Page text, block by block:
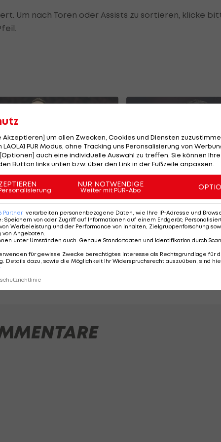
Um nach Toren oder Assists zu sortieren, klicke
Quali: Dieser
überträgt
gegen
Team 4
Deutsche Top-
an Arnautovic-
Teamkollege
interessiert
Akzeptieren] um allen Zwecken, Cookies und Diensten
PUR Modus, ohne Tracking uns Peronsalisierung von
auch eine individuelle Auswahl zu treffen. Sie können
Button links unten bzw. über den Link in der Fußzeile anpassen.
NUR NOTWENDIGE
Weiter mit PUR-Abo
Partner verarbeiten personenbezogene Daten, wie Ihre IP-Adresse und
: Speichern von oder Zugriff auf Informationen auf einem Endgerät;
Werbeleistung und der Performance von Inhalten, Zielgruppenforschung
von Angeboten
unter Umständen auch: Genaue Standortdaten und Identifikation durch
für gewisse Zwecke berechtigtes Interesse als Rechtsgrundlage für
Details dazu, sowie die Möglichkeit Ihr Widerspruchsrecht auszuüben, sind